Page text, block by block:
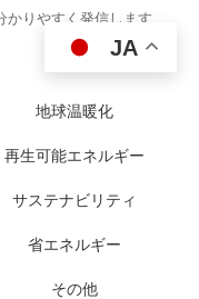
かりやすく発信します
地球温暖化
再生可能エネルギー
サステナビリティ
省エネルギー
その他
JA